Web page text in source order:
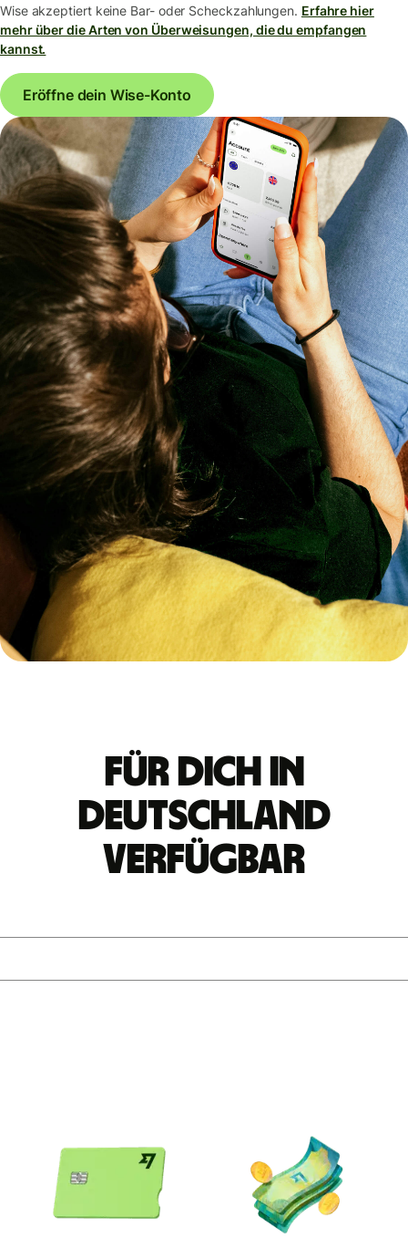
Wise akzeptiert keine Bar- oder Scheckzahlungen. Erfahre hier
mehr über die Arten von Überweisungen, die du empfangen
kannst.
Eröffne dein Wise-Konto
Für dich in
Deutschland
verfügbar